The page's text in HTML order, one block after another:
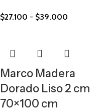
$27.100 - $39.000
Marco Madera
Dorado Liso 2 cm
70×100 cm